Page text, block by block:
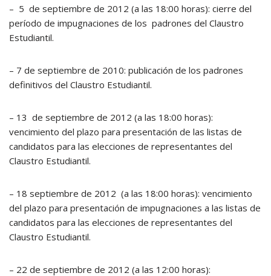
– 5 de septiembre de 2012 (a las 18:00 horas): cierre del
período de impugnaciones de los padrones del Claustro
Estudiantil.
– 7 de septiembre de 2010: publicación de los padrones
definitivos del Claustro Estudiantil.
– 13 de septiembre de 2012 (a las 18:00 horas):
vencimiento del plazo para presentación de las listas de
candidatos para las elecciones de representantes del
Claustro Estudiantil.
– 18 septiembre de 2012 (a las 18:00 horas): vencimiento
del plazo para presentación de impugnaciones a las listas de
candidatos para las elecciones de representantes del
Claustro Estudiantil.
– 22 de septiembre de 2012 (a las 12:00 horas):